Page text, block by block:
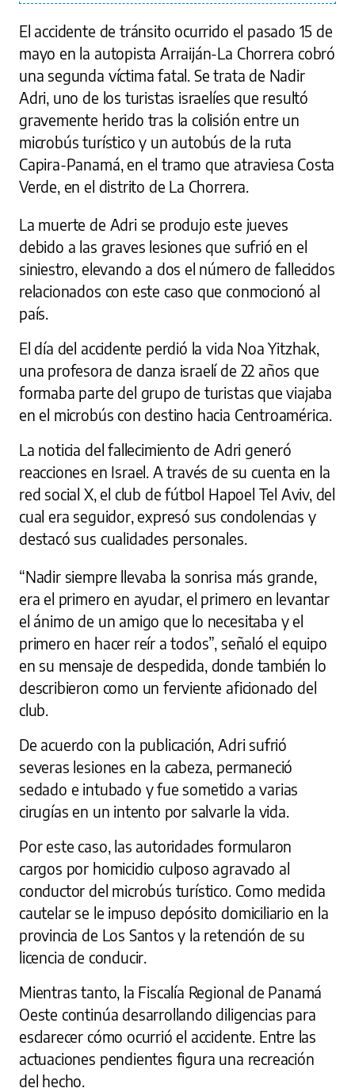
El accidente de tránsito ocurrido el pasado 15 de
mayo en la autopista Arraiján-La Chorrera cobró
una segunda víctima fatal. Se trata de Nadir
Adri, uno de los turistas israelíes que resultó
gravemente herido tras la colisión entre un
microbús turístico y un autobús de la ruta
Capira-Panamá, en el tramo que atraviesa Costa
Verde, en el distrito de La Chorrera.
La muerte de Adri se produjo este jueves
debido a las graves lesiones que sufrió en el
siniestro, elevando a dos el número de fallecidos
relacionados con este caso que conmocionó al
país.
El día del accidente perdió la vida Noa Yitzhak,
una profesora de danza israelí de 22 años que
formaba parte del grupo de turistas que viajaba
en el microbús con destino hacia Centroamérica.
La noticia del fallecimiento de Adri generó
reacciones en Israel. A través de su cuenta en la
red social X, el club de fútbol Hapoel Tel Aviv, del
cual era seguidor, expresó sus condolencias y
destacó sus cualidades personales.
“Nadir siempre llevaba la sonrisa más grande,
era el primero en ayudar, el primero en levantar
el ánimo de un amigo que lo necesitaba y el
primero en hacer reír a todos”, señaló el equipo
en su mensaje de despedida, donde también lo
describieron como un ferviente aficionado del
club.
De acuerdo con la publicación, Adri sufrió
severas lesiones en la cabeza, permaneció
sedado e intubado y fue sometido a varias
cirugías en un intento por salvarle la vida.
Por este caso, las autoridades formularon
cargos por homicidio culposo agravado al
conductor del microbús turístico. Como medida
cautelar se le impuso depósito domiciliario en la
provincia de Los Santos y la retención de su
licencia de conducir.
Mientras tanto, la Fiscalía Regional de Panamá
Oeste continúa desarrollando diligencias para
esclarecer cómo ocurrió el accidente. Entre las
actuaciones pendientes figura una recreación
del hecho.